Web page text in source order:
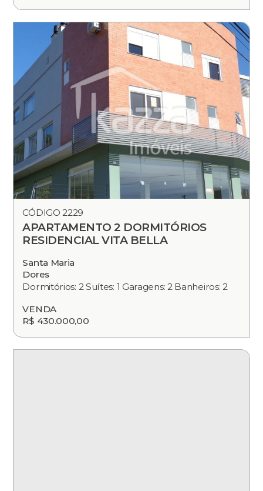
CÓDIGO 2229
APARTAMENTO 2 DORMITÓRIOS
RESIDENCIAL VITA BELLA
Santa Maria
Dores
Dormitórios: 2 Suítes: 1 Garagens: 2 Banheiros: 2
VENDA
R$ 430.000,00